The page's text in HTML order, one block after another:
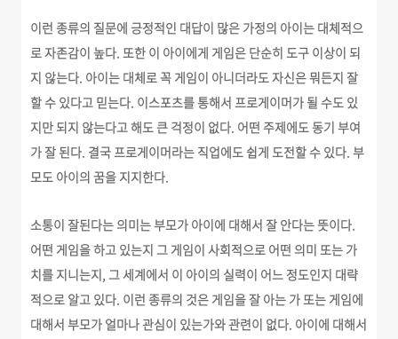
이런 종류의 질문에 긍정적인 대답이 많은 가정의 아이는 대체적으
로 자존감이 높다. 또한 이 아이에게 게임은 단순히 도구 이상이 되
지 않는다. 아이는 대체로 꼭 게임이 아니더라도 자신은 뭐든지 잘
할 수 있다고 믿는다. 이스포츠를 통해서 프로게이머가 될 수도 있
지만 되지 않는다고 해도 큰 걱정이 없다. 어떤 주제에도 동기 부여
가 잘 된다. 결국 프로게이머라는 직업에도 쉽게 도전할 수 있다. 부
모도 아이의 꿈을 지지한다.
소통이 잘된다는 의미는 부모가 아이에 대해서 잘 안다는 뜻이다.
어떤 게임을 하고 있는지 그 게임이 사회적으로 어떤 의미 또는 가
치를 지니는지, 그 세계에서 이 아이의 실력이 어느 정도인지 대략
적으로 알고 있다. 이런 종류의 것은 게임을 잘 아는 가 또는 게임에
대해서 부모가 얼마나 관심이 있는가와 관련이 없다. 아이에 대해서